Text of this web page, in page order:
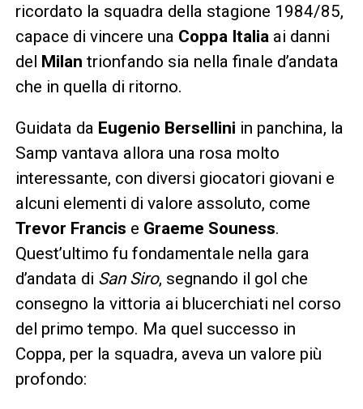
ricordato la squadra della stagione 1984/85,
capace di vincere una Coppa Italiaai danni
del Milan trionfando sia nella finale d’andata
che in quella di ritorno.
Guidata da Eugenio Bersellini in panchina, la
Samp vantava allora una rosa molto
interessante, con diversi giocatori giovani e
alcuni elementi di valore assoluto, come
Trevor Francis e Graeme Souness.
Quest’ultimo fu fondamentale nella gara
d’andata di San Siro, segnando il gol che
consegno la vittoria ai blucerchiati nel corso
del primo tempo. Ma quel successo in
Coppa, per la squadra, aveva un valore più
profondo: